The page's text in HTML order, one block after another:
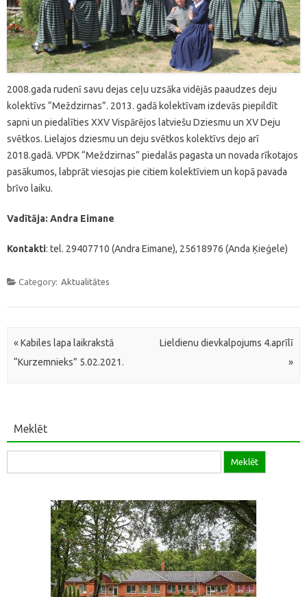
2008.gada rudenī savu dejas ceļu uzsāka vidējās paaudzes deju
kolektīvs “Meždzirnas”. 2013. gadā kolektīvam izdevās piepildīt
sapni un piedalīties XXV Vispārējos latviešu Dziesmu un XV Deju
svētkos. Lielajos dziesmu un deju svētkos kolektīvs dejo arī
2018.gadā. VPDK “Meždzirnas” piedalās pagasta un novada rīkotajos
pasākumos, labprāt viesojas pie citiem kolektīviem un kopā pavada
brīvo laiku.
Vadītāja: Andra Eimane
Kontakti: tel. 29407710 (Andra Eimane), 25618976 (Anda Ķieģele)
Category: Aktualitātes
Post navigation
«Kabiles lapa laikrakstā
“Kurzemnieks” 5.02.2021.
Lieldienu dievkalpojums 4.aprīlī
»
Meklēt